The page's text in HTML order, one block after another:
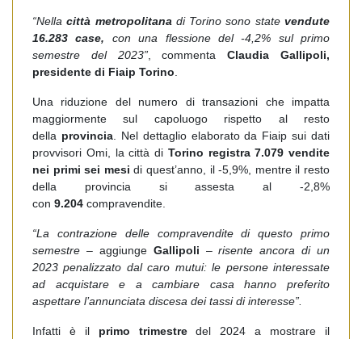
“Nellacittà metropolitanadi Torino sono statevendute
16.283 case, con una flessione del -4,2% sul primo
semestre del 2023”, commentaClaudia Gallipoli,
presidente di Fiaip Torino.
Una riduzione del numero di transazioni che impatta
maggiormente sul capoluogo rispetto al resto
della provincia. Nel dettaglio elaborato da Fiaip sui dati
provvisori Omi, la città di Torino registra 7.079 vendite
nei primi sei mesi di quest’anno, il -5,9%, mentre il resto
della provincia si assesta al -2,8%
con 9.204 compravendite.
“La contrazione delle compravendite di questo primo
semestre – aggiunge Gallipoli –risente ancora di un
2023 penalizzato dal caro mutui: le persone interessate
ad acquistare e a cambiare casa hanno preferito
aspettare l’annunciata discesa dei tassi di interesse”.
Infatti è il primo trimestredel 2024 a mostrare il